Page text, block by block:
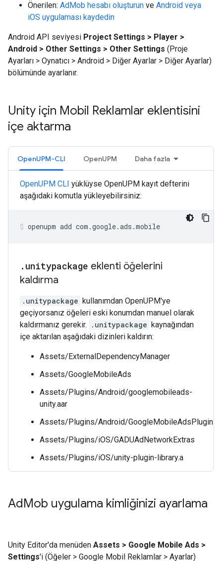
Önerilen: AdMob hesabı oluşturun ve Android veya
iOS uygulaması kaydedin
Android API seviyesi Project Settings > Player >
Android > Other Settings > Other Settings (Proje
Ayarları > Oynatıcı > Android > Diğer Ayarlar > Diğer Ayarlar)
bölümünde ayarlanır.
Unity için Mobil Reklamlar eklentisini
içe aktarma
OpenUPM-CLI OpenUPM Daha fazla
OpenUPM CLI yüklüyse OpenUPM kayıt defterini
aşağıdaki komutla yükleyebilirsiniz:
openupm add com.google.ads.mobile
. unitypackage eklenti öğelerini
kaldırma
.unitypackage kullanımdan OpenUPM'ye
geçiyorsanız öğeleri eski konumdan manuel olarak
kaldırmanız gerekir.
.unitypackage kaynağından
içe aktarılan aşağıdaki dizinleri kaldırın:
Assets/ExternalDependencyManager
Assets/GoogleMobileAds
Assets/Plugins/Android/googlemobileads-
unity.aar
Assets/Plugins/Android/GoogleMobileAdsPlugin
Assets/Plugins/iOS/GADUAdNetworkExtras
Assets/Plugins/iOS/unity-plugin-library.a
AdMob uygulama kimliğinizi ayarlama
Unity Editor'da menüden Assets > Google Mobile Ads >
Settings'i (Öğeler > Google Mobil Reklamlar > Ayarlar)